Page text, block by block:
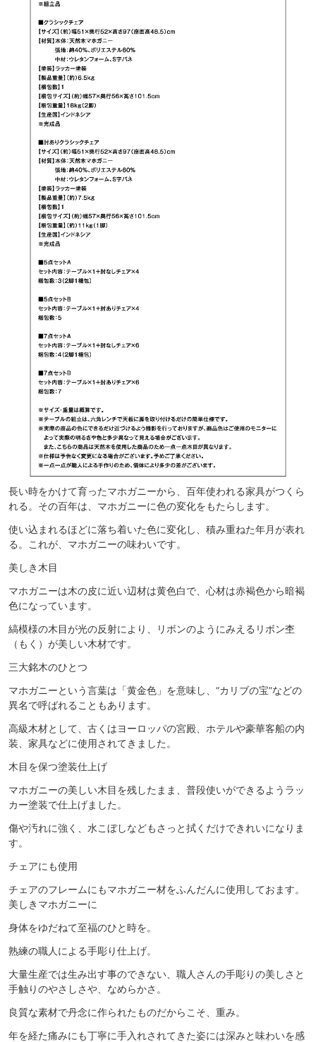
長い時をかけて育ったマホガニーから、百年使われる家具がつくら
れる。その百年は、マホガニーに色の変化をもたらします。
使い込まれるほどに落ち着いた色に変化し、積み重ねた年月が表れ
る。これが、マホガニーの味わいです。
美しき木目
マホガニーは木の皮に近い辺材は黄色白で、心材は赤褐色から暗褐
色になっています。
縞模様の木目が光の反射により、リボンのようにみえるリボン杢
（もく）が美しい木材です。
三大銘木のひとつ
マホガニーという言葉は「黄金色」を意味し、“カリブの宝”などの
異名で呼ばれることもあります。
高級木材として、古くはヨーロッパの宮殿、ホテルや豪華客船の内
装、家具などに使用されてきました。
木目を保つ塗装仕上げ
マホガニーの美しい木目を残したまま、普段使いができるようラッ
カー塗装で仕上げました。
傷や汚れに強く、水こぼしなどもさっと拭くだけできれいになりま
す。
チェアにも使用
チェアのフレームにもマホガニー材をふんだんに使用しておます。
美しきマホガニーに
身体をゆだねて至福のひと時を。
熟練の職人による手彫り仕上げ。
大量生産では生み出す事のできない、職人さんの手彫りの美しさと
手触りのやさしさや、なめらかさ。
良質な素材で丹念に作られたものだからこそ、重み。
年を経た痛みにも丁寧に手入れされてきた姿には深みと味わいを感